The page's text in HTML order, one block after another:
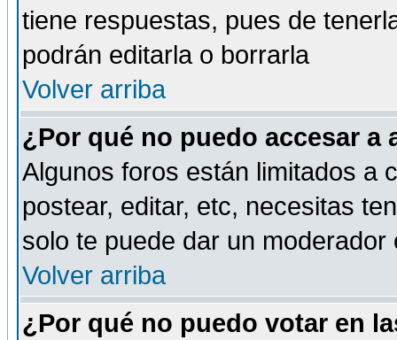
tiene respuestas, pues de
podrán editarla o borrarla
Volver arriba
¿Por qué no puedo accesar a
Algunos foros están limitados a
postear, editar, etc, necesitas
solo te puede dar un
Volver arriba
¿Por qué no puedo votar en